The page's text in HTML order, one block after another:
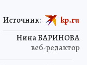
Нина БАРИНОВА
веб-редактор
Источник: kp.ru